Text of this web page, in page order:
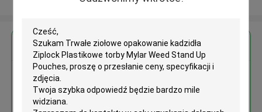
Uzyskaj najlepszą cenę za
kadzidła Ziplock Plastikowe